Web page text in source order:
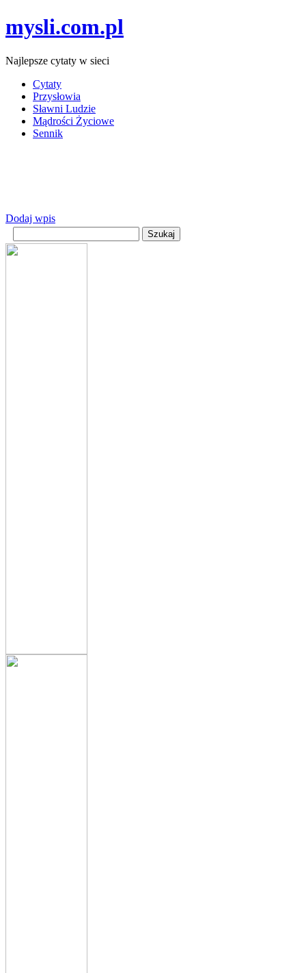
mysli.com.pl
Najlepsze cytaty w sieci
Cytaty
Przysłowia
Sławni Ludzie
Mądrości Życiowe
Sennik
Dodaj wpis